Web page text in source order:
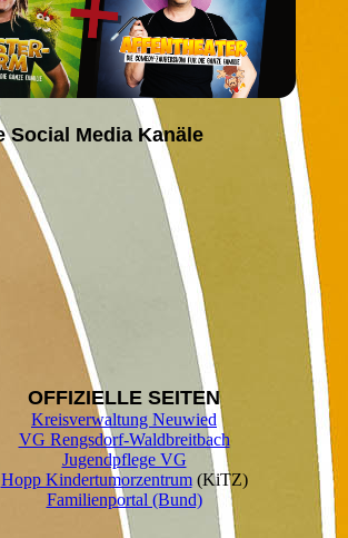
Social Media Kanäle
OFFIZIELLE SEITEN
Kreisverwaltung Neuwied
VG Rengsdorf-Waldbreitbach
Jugendpflege VG
Hopp Kindertumorzentrum(KiTZ)
Familienportal (Bund)